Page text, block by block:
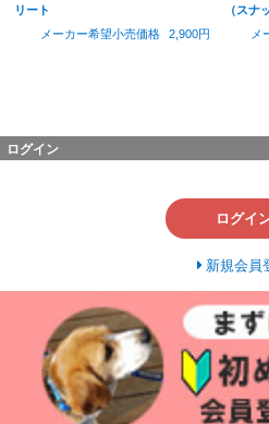
リート
メーカー希望小売価格
2,900円
（スナ
メ
ログイン
ログイ
新規会員